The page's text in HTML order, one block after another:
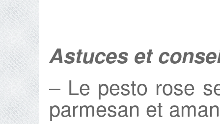
Astuces et
– Le pesto rose
parmesan et